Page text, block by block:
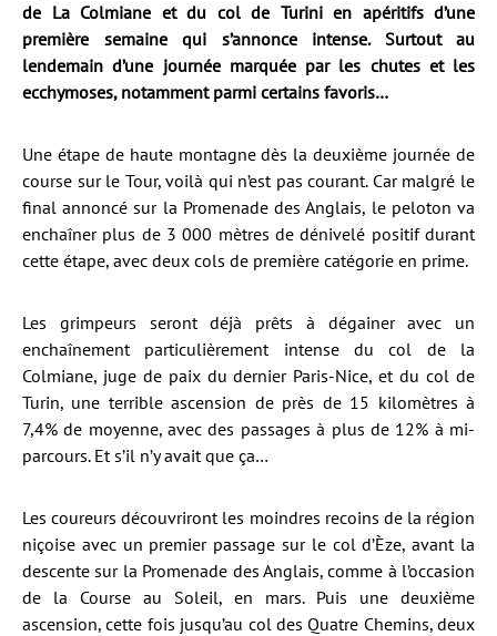
de La Colmiane et du col de Turini en apéritifs d’une
première semaine qui s’annonce intense. Surtout au
lendemain d’une journée marquée par les chutes et les
ecchymoses, notamment parmi certains favoris…
Une étape de haute montagne dès la deuxième journée de
course sur le Tour, voilà qui n’est pas courant. Car malgré le
final annoncé sur la Promenade des Anglais, le peloton va
enchaîner plus de 3 000 mètres de dénivelé positif durant
cette étape, avec deux cols de première catégorie en prime.
Les grimpeurs seront déjà prêts à dégainer avec un
enchaînement particulièrement intense du col de la
Colmiane, juge de paix du dernier Paris-Nice, et du col de
Turin, une terrible ascension de près de 15 kilomètres à
7,4% de moyenne, avec des passages à plus de 12% à mi-
parcours. Et s’il n’y avait que ça…
Les coureurs découvriront les moindres recoins de la région
niçoise avec un premier passage sur le col d’Èze, avant la
descente sur la Promenade des Anglais, comme à l’occasion
de la Course au Soleil, en mars. Puis une deuxième
ascension, cette fois jusqu’au col des Quatre Chemins, deux